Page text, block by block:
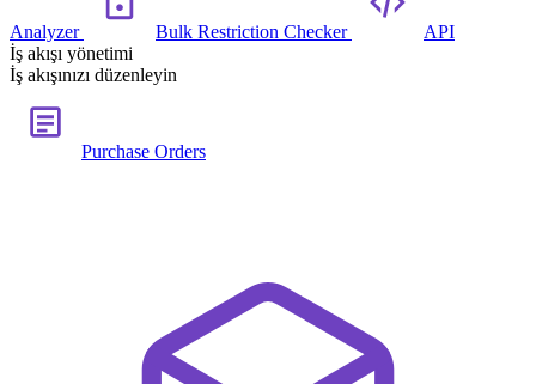
Analyzer Bulk Restriction Checker
API
İş akışı yönetimi
İş akışınızı düzenleyin
Purchase Orders